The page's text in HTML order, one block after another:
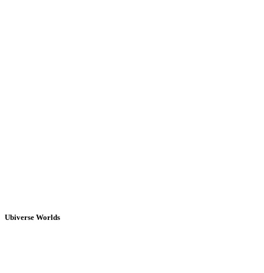
Ubiverse Worlds